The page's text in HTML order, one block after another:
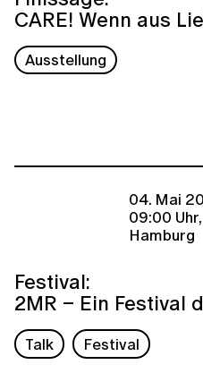
CARE! Wenn aus
Ausstellung
04. Mai
09:00 Uhr,
Hamburg
Festival:
2MR – Ein Festival
Talk Festival